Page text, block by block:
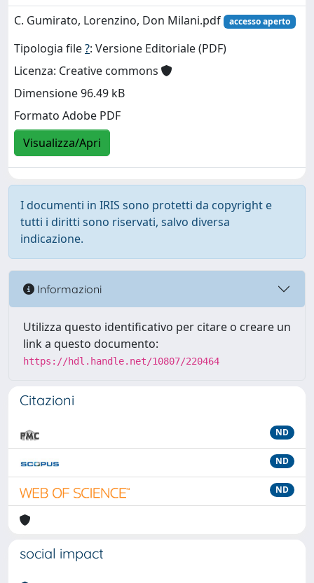
C. Gumirato, Lorenzino, Don Milani.pdf
accesso aperto
Tipologia file?: Versione Editoriale (PDF)
Licenza: Creative commons
Dimensione 96.49 kB
Formato Adobe PDF
Visualizza/Apri
I documenti in IRIS sono protetti da copyright e
tutti i diritti sono riservati, salvo diversa
indicazione.
Informazioni
Utilizza questo identificativo per citare o creare un
link a questo documento:
https://hdl.handle.net/10807/220464
Citazioni
ND
ND
ND
social impact